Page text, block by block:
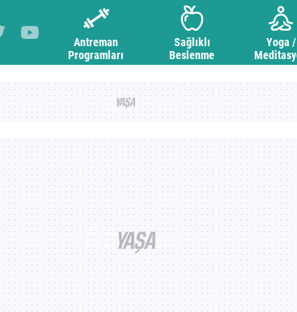
Antreman
Programları
Sağlıklı
Beslenme
Yoga /